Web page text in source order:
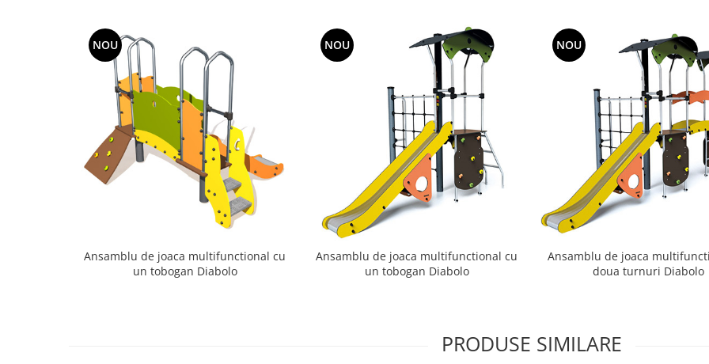
NOU
Ansamblu de joaca multifunctional cu
un tobogan Diabolo
NOU
Ansamblu de joaca multifunctional cu
un tobogan Diabolo
NOU
Ansamblu de joaca
doua turnuri Diabolo
PRODUSE SIMILARE